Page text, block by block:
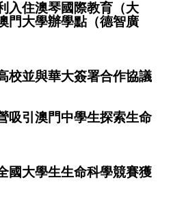
入住澳琴國際教育（大
大學辦學點（德智廣
校並與華大簽署合作協議
吸引澳門中學生探索生命
國大學生生命科學競賽獲